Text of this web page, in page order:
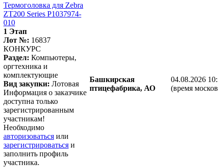
Термоголовка для Zebra
ZT200 Series P1037974-
010
1 Этап
Лот №: 16837
КОНКУРС
Раздел: Компьютеры,
оргтехника и
комплектующие
Вид закупки: Лотовая
Информация о заказчике
доступна только
зарегистрированным
участникам!
Необходимо
авторизоваться или
зарегистрироваться и
заполнить профиль
участника.
Башкирская
птицефабрика, АО
04.08.2026
(время